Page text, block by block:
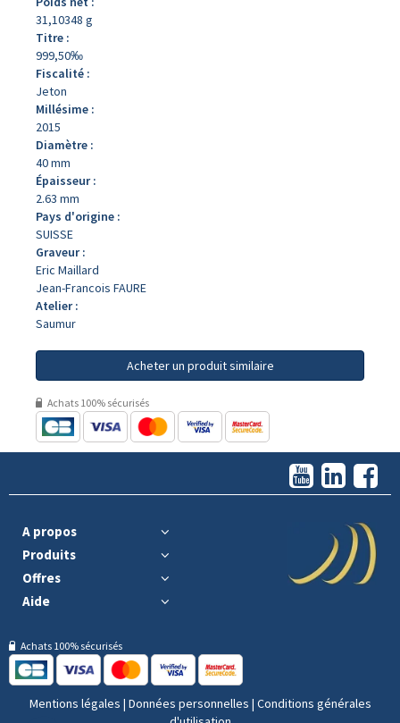
31,10348 g
Titre :
999,50‰
Fiscalité :
Jeton
Millésime :
2015
Diamètre :
40 mm
Épaisseur :
2.63 mm
Pays d'origine :
SUISSE
Graveur :
Eric Maillard
Jean-Francois FAURE
Atelier :
Saumur
Acheter un produit similaire
Achats 100% sécurisés
A propos
Produits
Offres
Aide
Achats 100% sécurisés
Mentions légales | Données personnelles | Conditions générales